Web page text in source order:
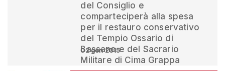
del Consiglio e
comparteciperà alla spesa
per il restauro conservativo
del Tempio Ossario di
Bassano e del Sacrario
Militare di Cima Grappa
02 gen 2015